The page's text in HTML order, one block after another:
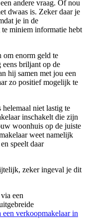
andere vraag. Of nou
dwaas is. Zeker daar je
je in de
miniem informatie hebt
om enorm geld te
eens briljant op de
hij samen met jou een
zo positief mogelijk te
niet lastig te
inschakelt die zijn
woonhuis op de juiste
weet namelijk
speelt daar
zeker ingeval je dit
een
verkoopmakelaar in